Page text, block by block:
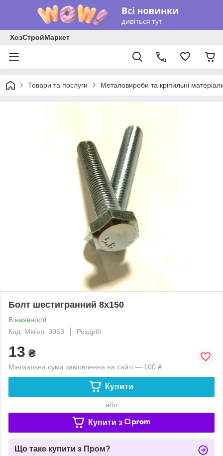
ХозСтройМаркет
Товари та послуги Металовироби та кріпильні
Болт шестигранний 8х150
В наявності
Код: Mkrep. 3063
Роздріб
13 ₴
Мінімальна сума замовлення на сайті — 100 ₴
Купити
або
Купити з
Що таке купити з Пром?